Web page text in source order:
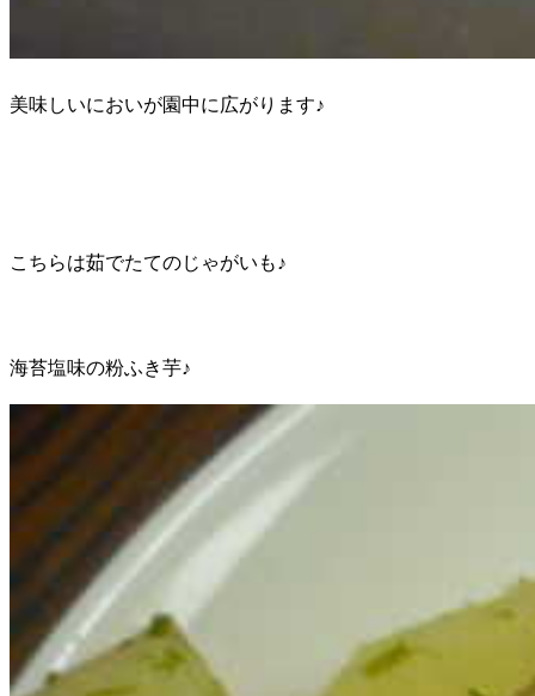
美味しいにおいが園中に広がります♪
こちらは茹でたてのじゃがいも♪
海苔塩味の粉ふき芋♪